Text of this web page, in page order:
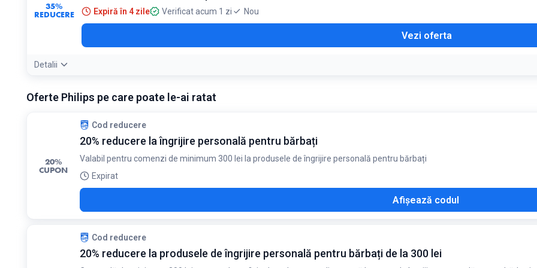
35%
REDUCERE Expiră în 4 zile Verificat acum 1 zi Nou
Vezi oferta
Detalii
Oferte Philips pe care poate le-ai ratat
20%
CUPON
Cod reducere
20% reducere la îngrijire personală pentru bărbați
Valabil pentru comenzi de minimum 300 lei la produsele de îngrijire personală pentru bărbați
Expirat
Afișează codul
Cod reducere
20% reducere la produsele de îngrijire personală pentru bărbați de la 300 lei